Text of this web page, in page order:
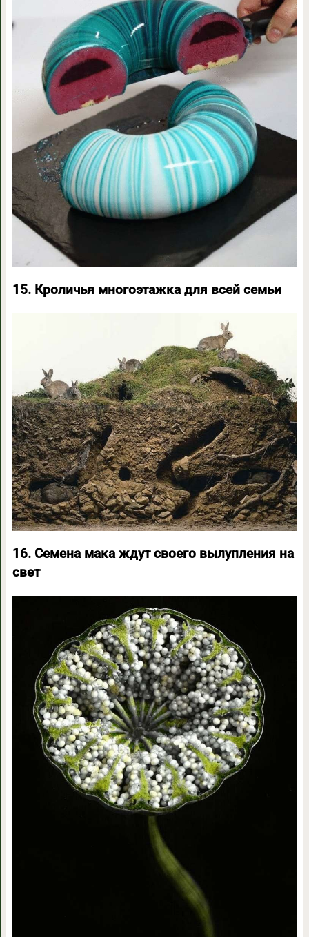
15. Кроличья многоэтажка для всей семьи
16. Семена мака ждут своего вылупления на
свет